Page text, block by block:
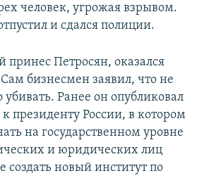
человек, угрожая взрывом.
и сдался полиции.
принес Петросян, оказался
бизнесмен заявил, что не
убивать. Ранее он опубликовал
президенту России, в котором
на государственном уровне
и юридических лиц
создать новый институт по